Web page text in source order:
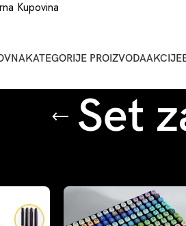
Kupovina
KATEGORIJE PROIZVODAAKCIJE
Set